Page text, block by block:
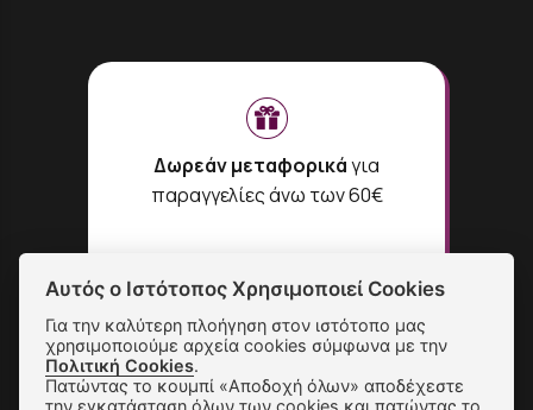
Δωρεάν μεταφορικάγια
παραγγελίες άνω των 60€
Καλέστε μας γιατηλεφωνικές
Αυτός ο Ιστότοπος Χρησιμοποιεί Cookies
Για την καλύτερη πλοήγηση στον ιστότοπο μας
χρησιμοποιούμε αρχεία cookies σύμφωνα με την
Πολιτική Cookies.
Πατώντας το κουμπί «Αποδοχή όλων» αποδέχεστε
την εγκατάσταση όλων των cookies και πατώντας το